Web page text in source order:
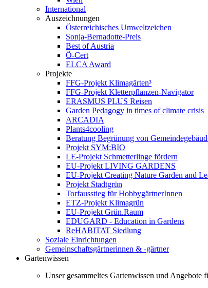
International
Auszeichnungen
Österreichisches Umweltzeichen
Sonja-Bernadotte-Preis
Best of Austria
Ö-Cert
ELCA Award
Projekte
FFG-Projekt Klimagärten³
FFG-Projekt Kletterpflanzen-Navigator
ERASMUS PLUS Reisen
Garden Pedagogy in times of climate crisis
ARCADIA
Plants4cooling
Beratung Begrünung von
Projekt SYM:BIO
LE-Projekt Schmetterlinge fördern
EU-Projekt LIVING GARDENS
EU-Projekt Creating Nature Garden and
Projekt Stadtgrün
Torfausstieg für HobbygärtnerInnen
ETZ-Projekt Klimagrün
EU-Projekt Grün.Raum
EDUGARD - Education in Gardens
ReHABITAT Siedlung
Soziale Einrichtungen
Gemeinschaftsgärtnerinnen & -gärtner
Gartenwissen
Unser gesammeltes Gartenwissen und Angebote